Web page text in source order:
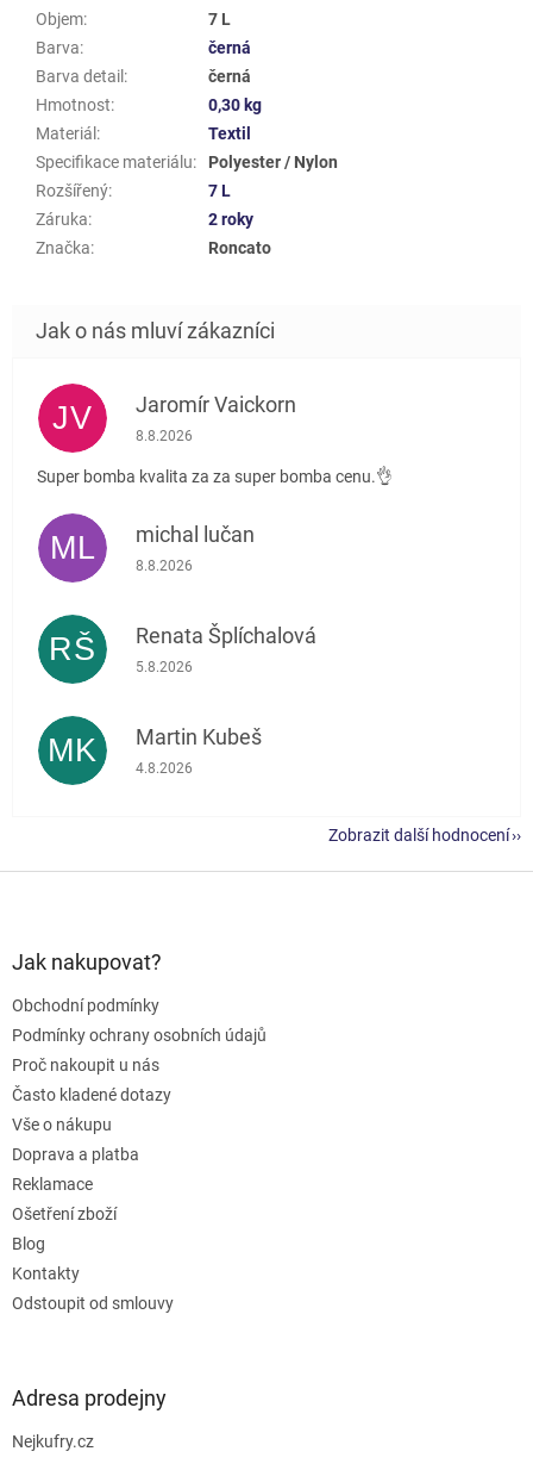
Objem:
7 L
Barva:
černá
Barva detail :
černá
Hmotnost:
0,30 kg
Materiál :
Textil
Specifikace materiálu:
Polyester / Nylon
Rozšířený:
7 L
Záruka:
2 roky
Značka: Roncato
JV Jaromír Vaickorn
Hodnocení obchodu je 5 z 5 hvězdiček.
8.8.2026
Super bomba kvalita za za super bomba cenu.👌
ML michal lučan
Hodnocení obchodu je 5 z 5 hvězdiček.
8.8.2026
RŠ Renata Šplíchalová
Hodnocení obchodu je 5 z 5 hvězdiček.
5.8.2026
MK Martin Kubeš
Hodnocení obchodu je 5 z 5 hvězdiček.
4.8.2026
Zobrazit další hodnocení
Jak nakupovat?
Obchodní podmínky
Podmínky ochrany osobních údajů
Proč nakoupit u nás
Často kladené dotazy
Vše o nákupu
Doprava a platba
Reklamace
Ošetření zboží
Blog
Kontakty
Odstoupit od smlouvy
Adresa prodejny
Nejkufry.cz